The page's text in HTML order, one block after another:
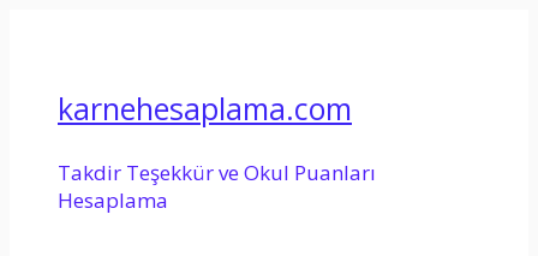
karnehesaplama.com
Takdir Teşekkür ve Okul Puanları
Hesaplama